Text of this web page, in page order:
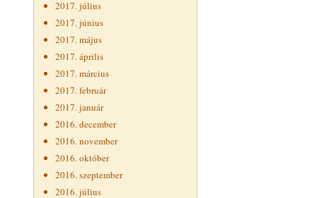
2017. július
2017. június
2017. május
2017. április
2017. március
2017. február
2017. január
2016. december
2016. november
2016. október
2016. szeptember
2016. július